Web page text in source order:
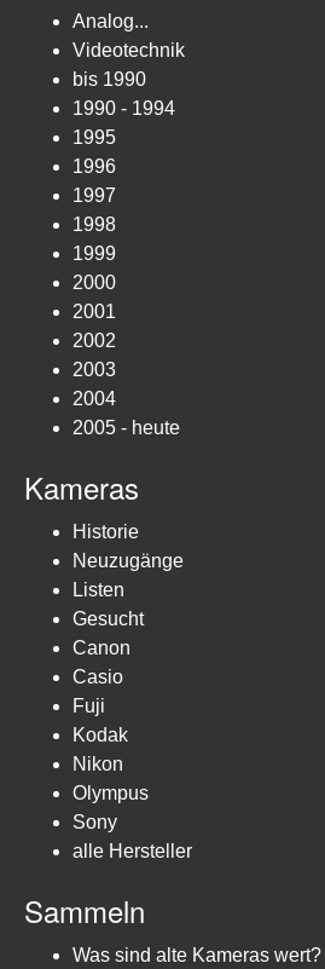
Analog...
Videotechnik
bis 1990
1990 - 1994
1995
1996
1997
1998
1999
2000
2001
2002
2003
2004
2005 - heute
Kameras
Historie
Neuzugänge
Listen
Gesucht
Canon
Casio
Fuji
Kodak
Nikon
Olympus
Sony
alle Hersteller
Sammeln
Was sind alte Kameras wert?